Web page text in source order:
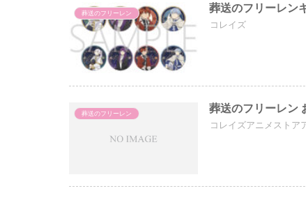
葬送のフリーレン 葬送のフリーレン
コレイズ
葬送のフリーレン 葬送のフリーレン
コレイズアニメストア